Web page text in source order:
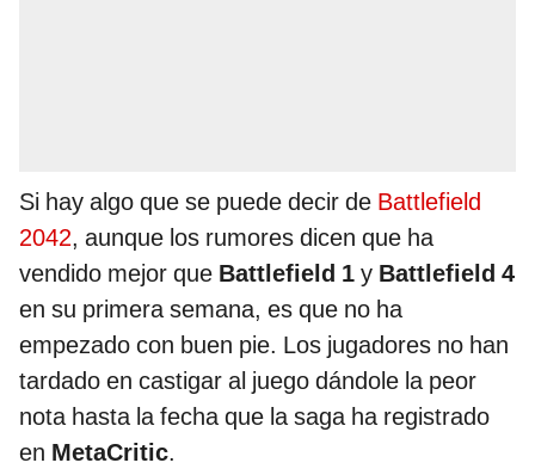
Si hay algo que se puede decir de Battlefield
2042, aunque los rumores dicen que ha
vendido mejor que Battlefield 1 y Battlefield 4
en su primera semana, es que no ha
empezado con buen pie. Los jugadores no han
tardado en castigar al juego dándole la peor
nota hasta la fecha que la saga ha registrado
en MetaCritic.